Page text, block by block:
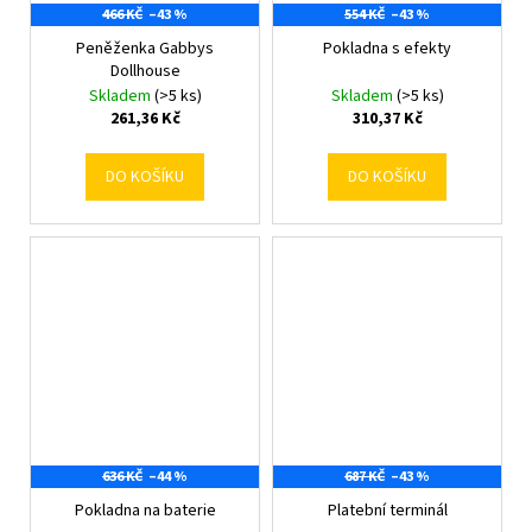
466 KČ –43 %
Peněženka Gabbys
Dollhouse
Skladem (>5 ks)
261,36 Kč
DO KOŠÍKU
554 KČ –43 %
Pokladna s efekty
Skladem (>5 ks)
310,37 Kč
DO KOŠÍKU
636 KČ –44 %
Pokladna na baterie
687 KČ –43 %
Platební terminál